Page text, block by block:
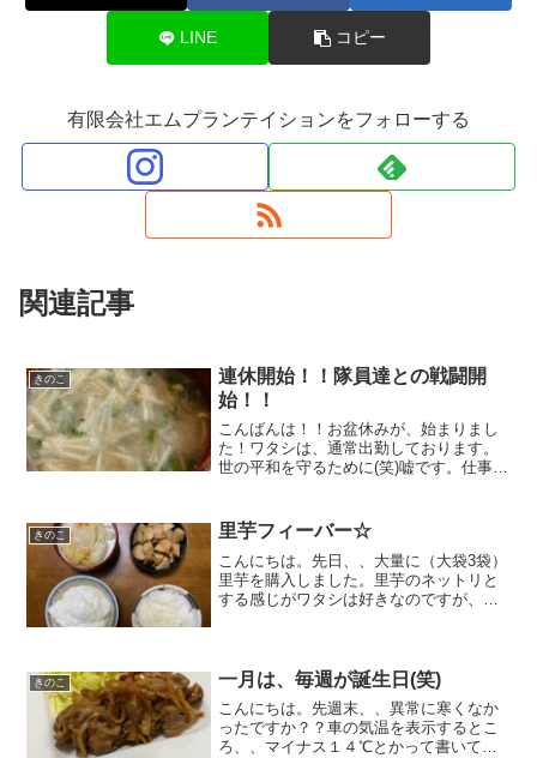
LINE コピー
有限会社エムプランテイションをフォローする
関連記事
きのこ
連休開始！！隊員達との戦闘開
始！！
こんばんは！！お盆休みが、始まりまし
た！ワタシは、通常出勤しております。
世の平和を守るために(笑)嘘です。仕事が
しい。仕事にならん(;^_^Aそんなおバカ
なワタシ...
きのこ 里芋フィーバー☆
こんにちは。先日、、大量に（大袋3袋）
里芋を購入しました。里芋のネットリと
する感じがワタシは好きなのですが、、
みかけてましたのでサッ...
きのこ 一月は、毎週が誕生日(笑)
こんにちは。先週末、、異常に寒くなか
ったですか？？車の気温を表示するとこ
ろ、、マイナス１４℃とかって書いてあ